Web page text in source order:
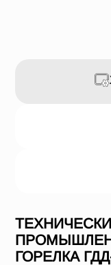
ГОРЕЛКА